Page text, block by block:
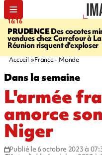
16:16
PRUDENCEDes cocotes
vendues chez Carrefour à La
Réunion risquent d'exploser
Accueil France - Monde
Dans la semaine
L'armée
amorce
Niger
Publié le 6 octobre 2023 à